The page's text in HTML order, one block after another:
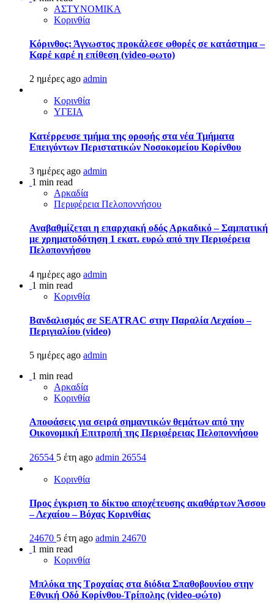
ΑΣΤΥΝΟΜΙΚΑ
Κορινθία
Κόρινθος: Άγνωστος προκάλεσε φθορές σε κατάστημα –
Καρέ καρέ η επίθεση (video-φωτο)
2 ημέρες ago admin
Κορινθία
ΥΓΕΙΑ
Kατέρρευσε τμήμα της οροφής στα νέα Τμήματα
Επειγόντων Περιστατικών Νοσοκομείου Κορίνθου
3 ημέρες ago admin
1 min read
Αρκαδία
Περιφέρεια Πελοποννήσου
Αναβαθμίζεται η επαρχιακή οδός Αρκαδικό – Σαμπατική
με χρηματοδότηση 1 εκατ. ευρώ από την Περιφέρεια
Πελοποννήσου
4 ημέρες ago admin
1 min read
Κορινθία
Βανδαλισμός σε SEATRAC στην Παραλία Λεχαίου –
Περιγιαλίου (video)
5 ημέρες ago admin
1 min read
Αρκαδία
Κορινθία
Αποφάσεις για σειρά σημαντικών θεμάτων από την
Οικονομική Επιτροπή της Περιφέρειας Πελοποννήσου
26554 5 έτη ago admin 26554
Κορινθία
Προς έγκριση το δίκτυο αποχέτευσης ακαθάρτων Άσσου
– Λεχαίου – Βόχας Κορινθίας
24670 5 έτη ago admin 24670
1 min read
Κορινθία
Μπλόκα της Τροχαίας στα διόδια Σπαθοβουνίου στην
Εθνική Οδό Κορίνθου-Τρίπολης (video-φώτο)